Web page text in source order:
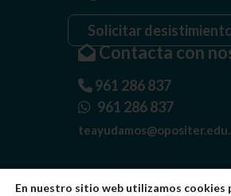
Solicitar
Contacta con
961 286 837
961 286 837
En nuestro sitio web utilizamos cookies